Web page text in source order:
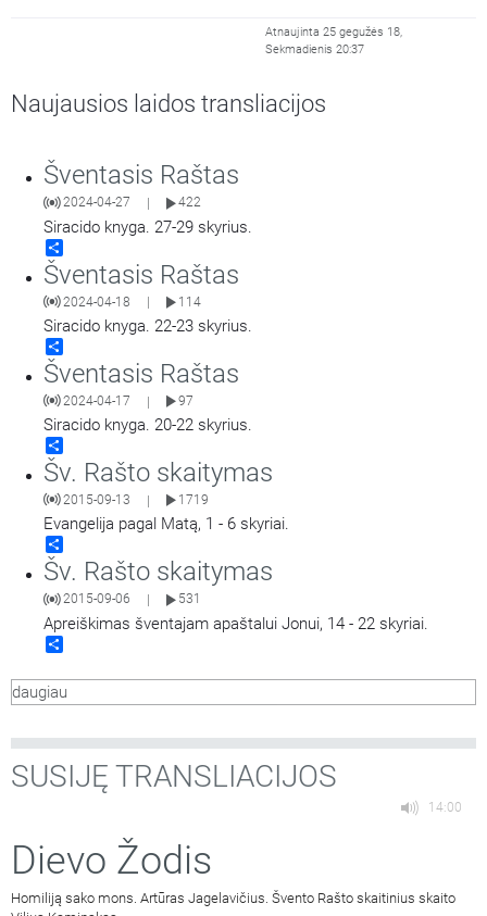
Atnaujinta 25 gegužės 18,
Sekmadienis 20:37
Naujausios laidos transliacijos
Šventasis Raštas
2024-04-27 422
Siracido knyga. 27-29 skyrius.
Šventasis Raštas
2024-04-18 114
Siracido knyga. 22-23 skyrius.
Šventasis Raštas
2024-04-17 | 97
Siracido knyga. 20-22 skyrius.
Šv. Rašto skaitymas
2015-09-13 | 1719
Evangelija pagal Matą, 1 - 6 skyriai.
Šv. Rašto skaitymas
2015-09-06 531
Apreiškimas šventajam apaštalui Jonui, 14 - 22 skyriai.
daugiau
SUSIJĘ TRANSLIACIJOS
14:00
Dievo Žodis
Homiliją sako mons. Artūras Jagelavičius. Švento Rašto skaitinius skaito